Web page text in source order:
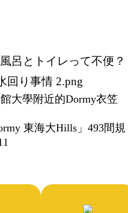
大學附近的Dormy衣笠
東海大Hills」493間規